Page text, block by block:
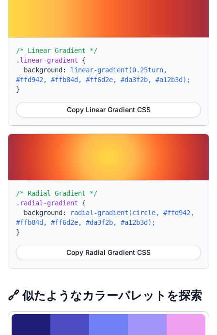
/* Linear Gradient */
.linear-gradient {
background: linear-gradient(0.25turn,
#ffd942, #ffb84d, #ff6d2e, #da3f2b, #a12b3d);
}
Copy Linear Gradient CSS
/* Radial Gradient */
.radial-gradient {
background:
radial-gradient(circle, #ffd942,
#ffb84d, #ff6d2e, #da3f2b, #a12b3d);
}
Copy Radial Gradient CSS
🔗 似たようなカラーパレットを探索